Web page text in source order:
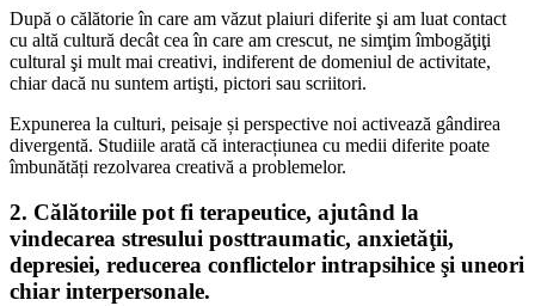
După o călătorie în care am văzut plaiuri diferite şi am luat contact
cu altă cultură decât cea în care am crescut, ne simţim îmbogăţiţi
cultural şi mult mai creativi, indiferent de domeniul de activitate,
chiar dacă nu suntem artişti, pictori sau scriitori.
Expunerea la culturi, peisaje și perspective noi activează gândirea
divergentă. Studiile arată că interacțiunea cu medii diferite poate
îmbunătăți rezolvarea creativă a problemelor.
2. Călătoriile pot fi terapeutice, ajutând la
vindecarea stresului posttraumatic, anxietăţii,
depresiei, reducerea conflictelor intrapsihice şi uneori
chiar interpersonale.